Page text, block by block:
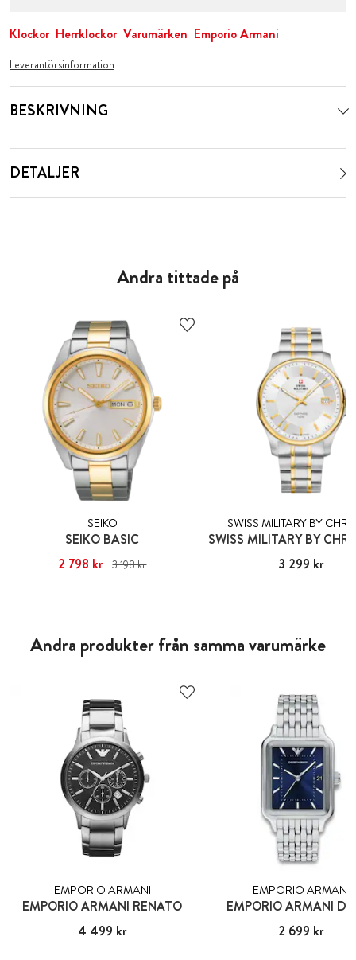
Klockor Herrklockor Varumärken Emporio Armani
Leverantörsinformation
BESKRIVNING
DETALJER
Andra tittade på
SEIKO
SEIKO BASIC
Nuvarande pris:2 798 krTidigare
2 798 kr 3 198 kr
SWISS MILITARY BY
Pris :3 299 kr
3 299 kr
Andra produkter från samma varumärke
EMPORIO ARMANI
EMPORIO ARMANI RENATO
Pris:4 499 kr
4 499 kr
EMPORIO ARMANI
EMPORIO ARMANI
Pris :2 699 kr
2 699 kr